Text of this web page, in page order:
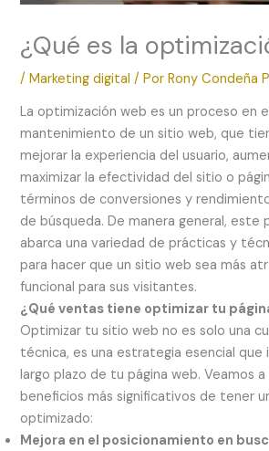
¿Qué es la
/Marketing digital / PorRony Condeña
La optimización web es un proceso en
mantenimiento de un sitio web, que
mejorar la experiencia del usuario,
maximizar la efectividad del sitio o
términos de conversiones y
de búsqueda. De manera general, este
abarca una variedad de prácticas y
para hacer que un sitio web sea más
funcional para sus visitantes.
¿Qué ventas tiene optimizar tu
Optimizar tu sitio web no es solo una
técnica, es una estrategia esencial que
largo plazo de tu página web. Veamos
beneficios más significativos de tener
optimizado:
Mejora en el posicionamiento en